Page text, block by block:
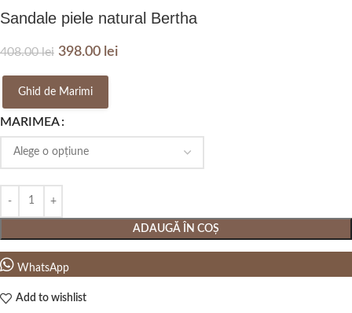
Sandale piele natural Bertha
408.00lei 398.00 lei
Ghid de Marimi
MARIMEA
ADAUGĂ ÎN COȘ
WhatsApp
Add to wishlist